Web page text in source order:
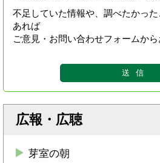
不足していた情報や、調べたかっ
あれば
ご意見・お問い合わせフォームから
広報・広聴
芽室の朝